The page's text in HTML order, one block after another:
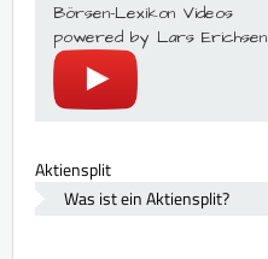
Börsen-Lexikon Videos
powered by Lars Erichsen
Aktiensplit
Was ist ein Aktiensplit?